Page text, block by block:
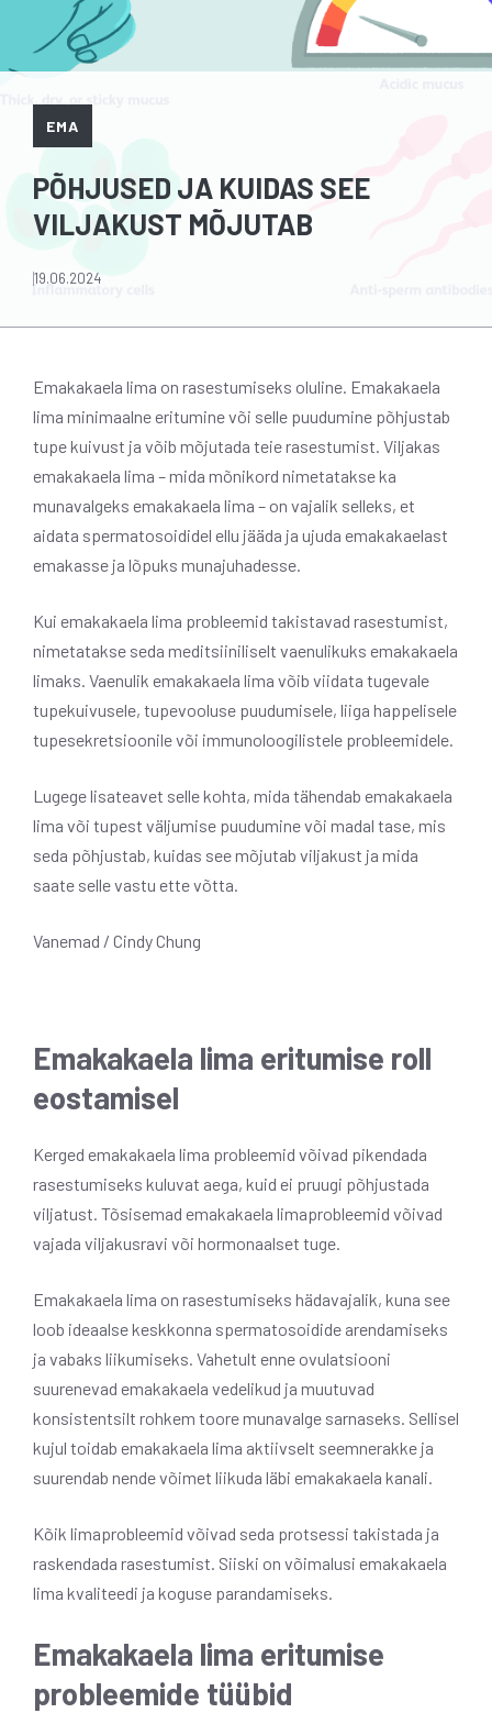
EMA
PÕHJUSED JA KUIDAS SEE
VILJAKUST MÕJUTAB
19.06.2024
Emakakaela lima on rasestumiseks oluline. Emakakaela
lima minimaalne eritumine või selle puudumine põhjustab
tupe kuivust ja võib mõjutada teie rasestumist. Viljakas
emakakaela lima – mida mõnikord nimetatakse ka
munavalgeks emakakaela lima – on vajalik selleks, et
aidata spermatosoididel ellu jääda ja ujuda emakakaelast
emakasse ja lõpuks munajuhadesse.
Kui emakakaela lima probleemid takistavad rasestumist,
nimetatakse seda meditsiiniliselt vaenulikuks emakakaela
limaks. Vaenulik emakakaela lima võib viidata tugevale
tupekuivusele, tupevooluse puudumisele, liiga happelisele
tupesekretsioonile või immunoloogilistele probleemidele.
Lugege lisateavet selle kohta, mida tähendab emakakaela
lima või tupest väljumise puudumine või madal tase, mis
seda põhjustab, kuidas see mõjutab viljakust ja mida
saate selle vastu ette võtta.
Vanemad / Cindy Chung
Emakakaela lima eritumise roll
eostamisel
Kerged emakakaela lima probleemid võivad pikendada
rasestumiseks kuluvat aega, kuid ei pruugi põhjustada
viljatust. Tõsisemad emakakaela limaprobleemid võivad
vajada viljakusravi või hormonaalset tuge.
Emakakaela lima on rasestumiseks hädavajalik, kuna see
loob ideaalse keskkonna spermatosoidide arendamiseks
ja vabaks liikumiseks. Vahetult enne ovulatsiooni
suurenevad emakakaela vedelikud ja muutuvad
konsistentsilt rohkem toore munavalge sarnaseks. Sellisel
kujul toidab emakakaela lima aktiivselt seemnerakke ja
suurendab nende võimet liikuda läbi emakakaela kanali.
Kõik limaprobleemid võivad seda protsessi takistada ja
raskendada rasestumist. Siiski on võimalusi emakakaela
lima kvaliteedi ja koguse parandamiseks.
Emakakaela lima eritumise
probleemide tüübid